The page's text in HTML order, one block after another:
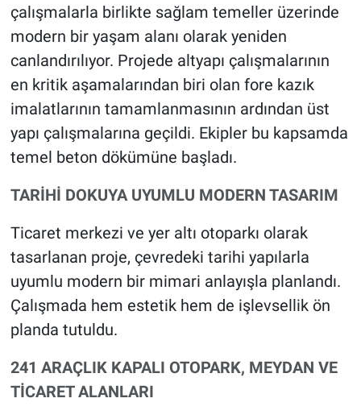
çalışmalarla birlikte sağlam temeller üzerinde
modern bir yaşam alanı olarak yeniden
canlandırılıyor. Projede altyapı çalışmalarının
en kritik aşamalarından biri olan fore kazık
imalatlarının tamamlanmasının ardından üst
yapı çalışmalarına geçildi. Ekipler bu kapsamda
temel beton dökümüne başladı.
TARİHİ DOKUYA UYUMLU MODERN TASARIM
Ticaret merkezi ve yer altı otoparkı olarak
tasarlanan proje, çevredeki tarihi yapılarla
uyumlu modern bir mimari anlayışla planlandı.
Çalışmada hem estetik hem de işlevsellik ön
planda tutuldu.
241 ARAÇLIK KAPALI OTOPARK, MEYDAN VE
TİCARET ALANLARI